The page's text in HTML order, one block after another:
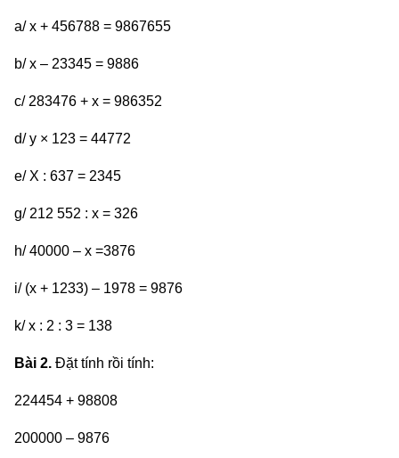
a/ x + 456788 = 9867655
b/ x – 23345 = 9886
c/ 283476 + x = 986352
d/ y × 123 = 44772
e/ X : 637 = 2345
g/ 212 552 : x = 326
h/ 40000 – x =3876
i/ (x + 1233) – 1978 = 9876
k/ x : 2 : 3 = 138
Bài 2. Đặt tính rồi tính:
224454 + 98808
200000 – 9876